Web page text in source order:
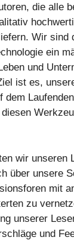
die alle
Wir sind
ein
und
ist es,
dem
wir unseren
über unsere
mit
zu
unserer
und